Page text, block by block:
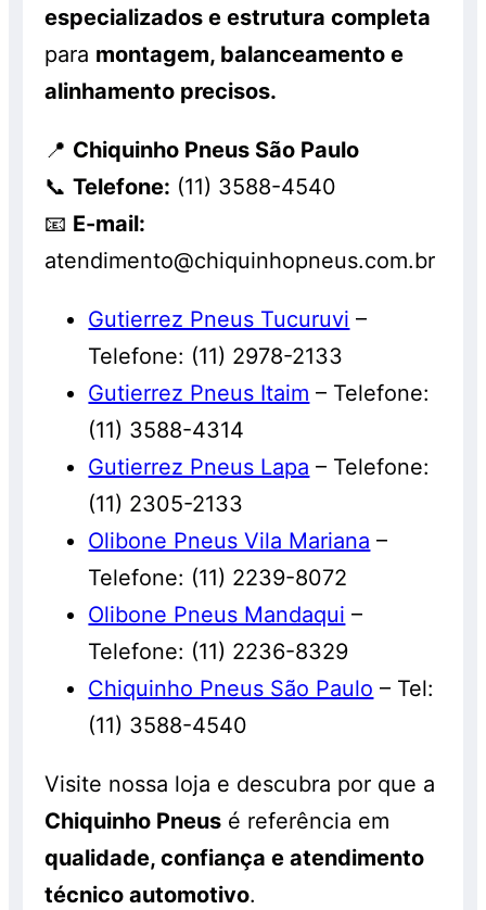
especializados e estrutura completa
para montagem, balanceamento e
alinhamento precisos.
📍 Chiquinho Pneus São Paulo
📞Telefone: (11) 3588-4540
📧 E-mail:
atendimento@chiquinhopneus.com.br
Gutierrez Pneus Tucuruvi –
Telefone: (11) 2978-2133
Gutierrez Pneus Itaim – Telefone:
(11) 3588-4314
Gutierrez Pneus Lapa – Telefone:
(11) 2305-2133
Olibone Pneus Vila Mariana –
Telefone: (11) 2239-8072
Olibone Pneus Mandaqui –
Telefone: (11) 2236-8329
Chiquinho Pneus São Paulo – Tel:
(11) 3588-4540
Visite nossa loja e descubra por que a
Chiquinho Pneus é referência em
qualidade, confiança e atendimento
técnico automotivo.